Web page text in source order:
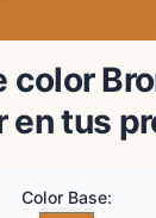
color
en tus
Color Base: